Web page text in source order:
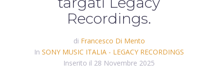
Recordings.
di Francesco Di Mento
In SONY MUSIC ITALIA - LEGACY RECORDINGS
Inserito il 28 Novembre 2025